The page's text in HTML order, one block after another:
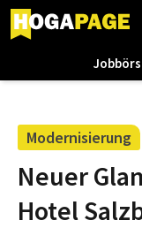
Modernisierung
Neuer
Hotel